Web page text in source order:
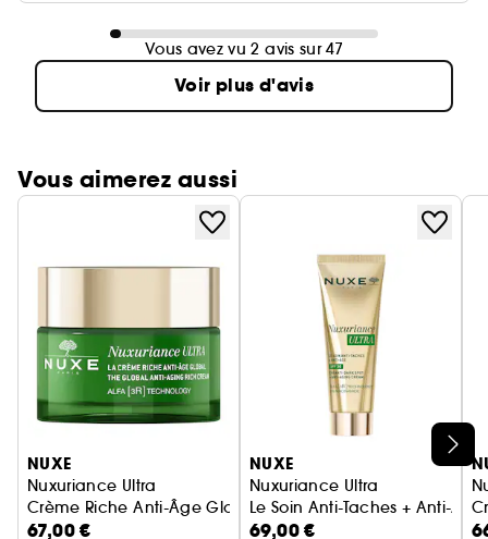
Vous avez vu 2 avis sur 47
Voir plus d'avis
Vous aimerez aussi
NUXE
Nuxuriance Ultra
Crème Riche Anti-Âge Global
67,00 €
NUXE
Nuxuriance Ultra
Le Soin Anti-Taches + Anti-Âge
69,00 €